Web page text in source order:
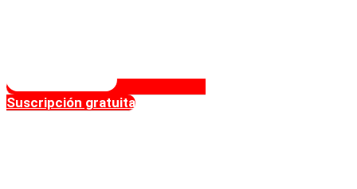
Suscripción gratuita